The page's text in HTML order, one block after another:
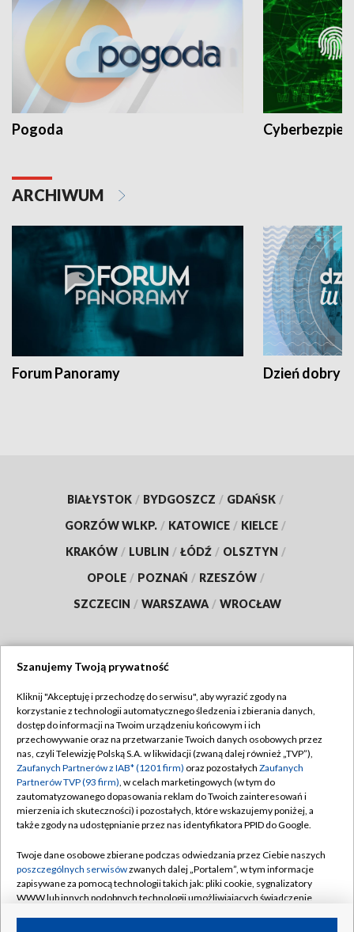
Pogoda
ARCHIWUM
Forum Panoramy Dzień dobry
BIAŁYSTOK / BYDGOSZCZ / GDAŃSK /
GORZÓW WLKP. / KATOWICE / KIELCE /
KRAKÓW / LUBLIN / ŁÓDŹ / OLSZTYN /
OPOLE / POZNAŃ / RZESZÓW /
SZCZECIN / WARSZAWA / WROCŁAW
TVP
Abonament TVP
Emisja w TVP
Centrum informacji TVP
Naziemna Telewizja Cyfrowa
Rada Programowa
System NOS
Informacje o nadawcy
Regulamin TVP
Polityka prywatności
Moje zgody
Pomoc
Kontakt
Kanały
Szanujemy Twoją prywatność
Kliknij "Akceptuję i przechodzę do serwisu", aby wyrazić zgody na
korzystanie z technologii automatycznego śledzenia i zbierania danych,
dostęp do informacji na Twoim urządzeniu końcowym i ich
przechowywanie oraz na przetwarzanie Twoich danych osobowych przez
nas, czyli Telewizję Polską S.A. w likwidacji (zwaną dalej również „TVP”),
Zaufanych Partnerów z IAB* (1201 firm) oraz pozostałych Zaufanych
Partnerów TVP (93 firm), w celach marketingowych (w tym do
zautomatyzowanego dopasowania reklam do Twoich zainteresowań i
mierzenia ich skuteczności) i pozostałych, które wskazujemy poniżej, a
także zgody na udostępnianie przez nas identyfikatora PPID do Google.
Twoje dane osobowe zbierane podczas odwiedzania przez Ciebie naszych
poszczególnych serwisówzwanych dalej „Portalem”, w tym informacje
zapisywane za pomocą technologii takich jak: pliki cookie, sygnalizatory
WWW lub innych podobnych technologii umożliwiających świadczenie